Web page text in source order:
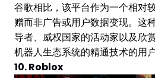
谷歌相比，该平台作为一个相对
赠而非广告或用户数据变现。这
导者、威权国家的活动家以及欣
机器人生态系统的精通技术的用户
10. Roblox